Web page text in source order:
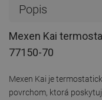
Popis
Mexen Kai
77150-70
Mexen Kai je
povrchom, ktorá